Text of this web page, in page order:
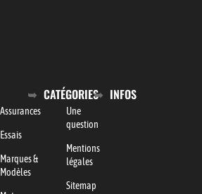
CATÉGORIES
Assurances
Essais
Marques &
Modèles
INFOS
Une
question
Mentions
légales
Sitemap